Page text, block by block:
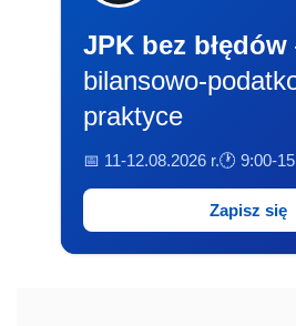
JPK bez błędów
bilansowo-
praktyce
📅 11-12.08.2026 r.🕐 9:00-
Zapisz się